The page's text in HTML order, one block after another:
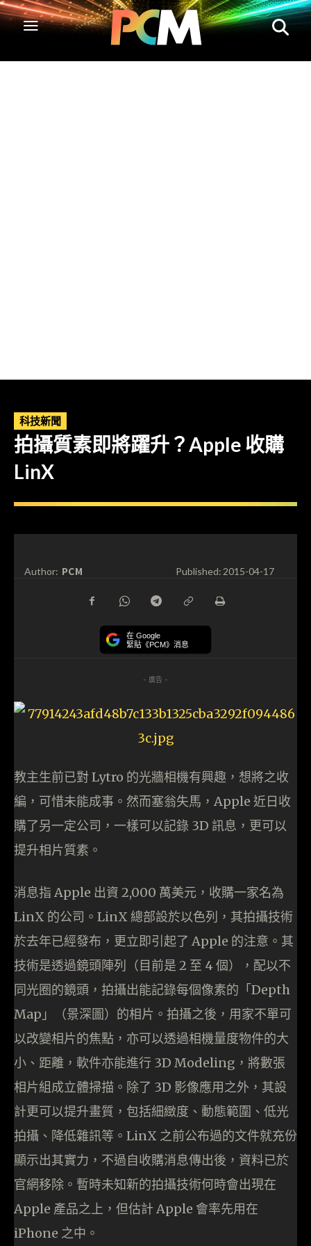
科技新聞
拍攝質素即將躍升？Apple 收購
LinX
Author: PCM Published:2015-04-17
在 Google
緊貼《PCM》消息
- 廣告 -
教主生前已對 Lytro 的光牆相機有興趣，想將之收
編，可惜未能成事。然而塞翁失馬，Apple 近日收
購了另一定公司，一樣可以記錄 3D 訊息，更可以
提升相片質素。
消息指 Apple 出資 2,000 萬美元，收購一家名為
LinX 的公司。LinX 總部設於以色列，其拍攝技術
於去年已經發布，更立即引起了 Apple 的注意。其
技術是透過鏡頭陣列（目前是 2 至 4 個），配以不
同光圈的鏡頭，拍攝出能記錄每個像素的「Depth
Map」（景深圖）的相片。拍攝之後，用家不單可
以改變相片的焦點，亦可以透過相機量度物件的大
小、距離，軟件亦能進行 3D Modeling，將數張
相片組成立體掃描。除了 3D 影像應用之外，其設
計更可以提升畫質，包括細緻度、動態範圍、低光
拍攝、降低雜訊等。LinX 之前公布過的文件就充份
顯示出其實力，不過自收購消息傳出後，資料已於
官網移除。暫時未知新的拍攝技術何時會出現在
Apple 產品之上，但估計 Apple 會率先用在
iPhone 之中。